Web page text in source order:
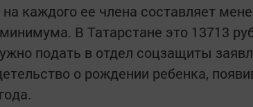
каждого ее члена составляет
В Татарстане это 13713
подать в отдел соцзащиты
о рождении ребенка,